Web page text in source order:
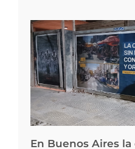
En Buenos Aires